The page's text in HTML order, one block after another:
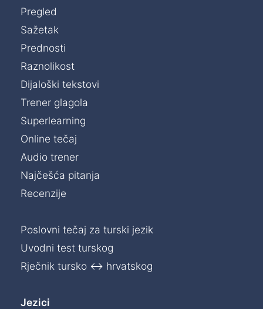
Pregled
Sažetak
Prednosti
Raznolikost
Dijaloški tekstovi
Trener glagola
Superlearning
Online tečaj
Audio trener
Najčešća pitanja
Recenzije
Poslovni tečaj za turski jezik
Uvodni test turskog
Rječnik tursko ↔ hrvatskog
Jezici